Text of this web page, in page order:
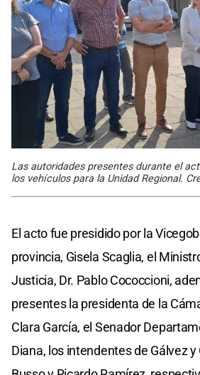
Las autoridades presentes durante el
los vehículos para la Unidad Regional.
El acto fue presidido por la
provincia, Gisela Scaglia, el
Justicia, Dr. Pablo Cococcioni,
presentes la presidenta de la
Clara García, el Senador
Diana, los intendentes de Gálvez